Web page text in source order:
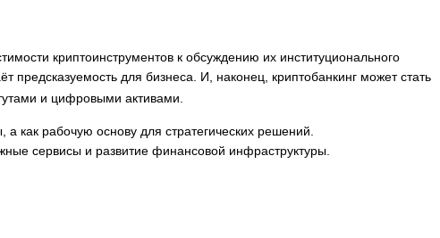
криптоинструментов к обсуждению их институционального
предсказуемость для бизнеса. И, наконец, криптобанкинг может стать
и цифровыми активами.
как рабочую основу для стратегических решений.
сервисы и развитие финансовой инфраструктуры.